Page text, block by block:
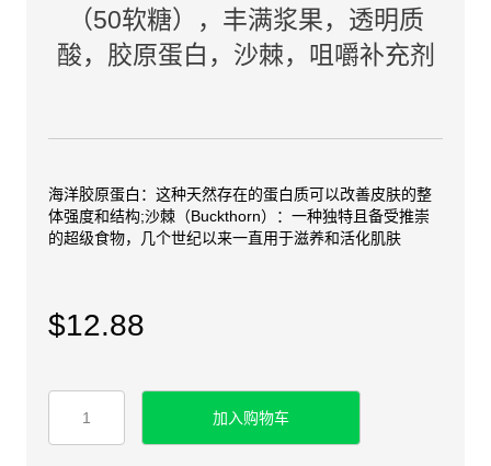
（50软糖），丰满浆果，透明质
酸，胶原蛋白，沙棘，咀嚼补充剂
海洋胶原蛋白：这种天然存在的蛋白质可以改善皮肤的整
体强度和结构;沙棘（Buckthorn）：一种独特且备受推崇
的超级食物，几个世纪以来一直用于滋养和活化肌肤
$12.88
光
加入购物车